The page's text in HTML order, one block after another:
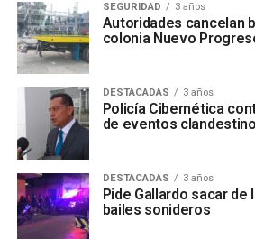
SEGURIDAD 3 años
Autoridades cancelan
colonia Nuevo
DESTACADAS 3 años
Policía Cibernética
de eventos
DESTACADAS 3 años
Pide Gallardo sacar de
bailes sonideros